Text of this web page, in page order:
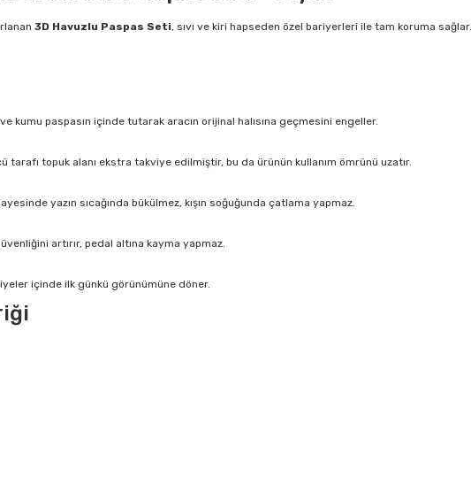
3D Havuzlu Paspas Seti, sıvı ve kiri hapseden özel bariyerleri ile tam koruma
kumu paspasın içinde tutarak aracın orijinal halısına geçmesini engeller.
tarafı topuk alanı ekstra takviye edilmiştir, bu da ürünün kullanım ömrünü uzatır.
yazın sıcağında bükülmez, kışın soğuğunda çatlama yapmaz.
artırır, pedal altına kayma yapmaz.
içinde ilk günkü görünümüne döner.